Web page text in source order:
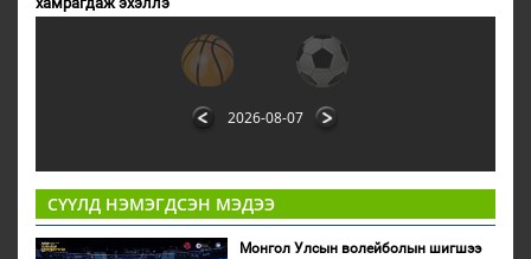
2026-08-07
СҮҮЛД НЭМЭГДСЭН МЭДЭЭ
Монгол Улсын волейболын шигшээ